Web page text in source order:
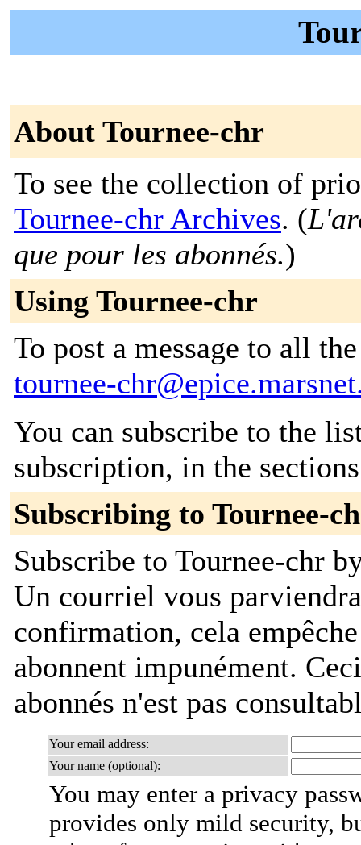
About Tournee-chr
To see the collection of
Tournee-chr Archives. (
que pour les abonnés.)
Using Tournee-chr
To post a message to all
tournee-
You can subscribe to the
subscription, in the
Subscribing to Tournee-
Subscribe to Tournee-chr
Un courriel vous
confirmation, cela
abonnent impunément.
abonnés n'est pas
Your email address:
Your name (optional):
You may enter a privacy
provides only mild security,